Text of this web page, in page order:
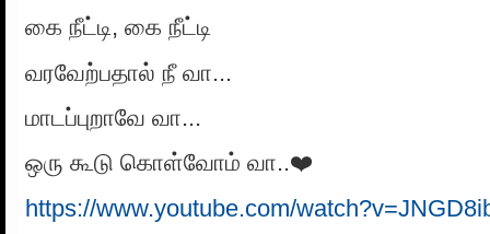
கை நீட்டி, கை நீட்டி
வரவேற்பதால் நீ வா...
மாடப்புறாவே வா...
ஒரு கூடு கொள்வோம் வா..❤️
https://www.youtube.com/